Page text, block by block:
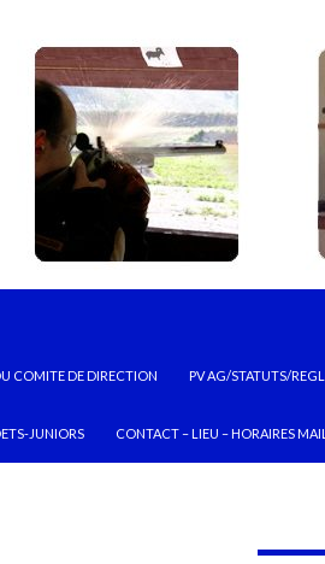
COMITE DE DIRECTION PV AG/STATUTS/
JUNIORS CONTACT – LIEU – HORAIRES